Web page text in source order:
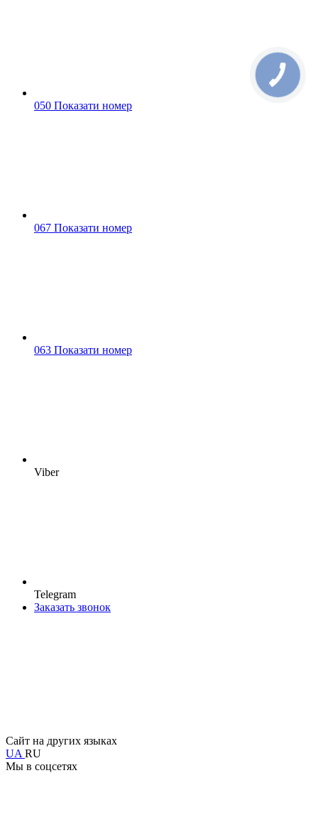
050 Показати номер
067 Показати номер
063 Показати номер
Viber
Telegram
Заказать звонок
Сайт на других языках
UA RU
Мы в соцсетях